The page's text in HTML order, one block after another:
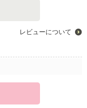
レビューについて